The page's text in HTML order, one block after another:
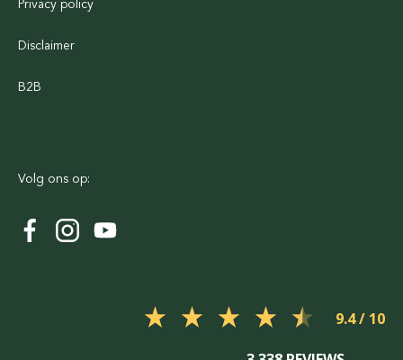
Privacy policy
Disclaimer
B2B
Volg ons op:
9.4